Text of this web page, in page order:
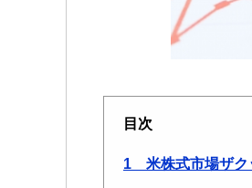
目次
1 米株式市場ザク